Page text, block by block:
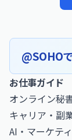
@SOHO
お仕事ガイド
オンライン秘
キャリア・副
AI・マーケテ